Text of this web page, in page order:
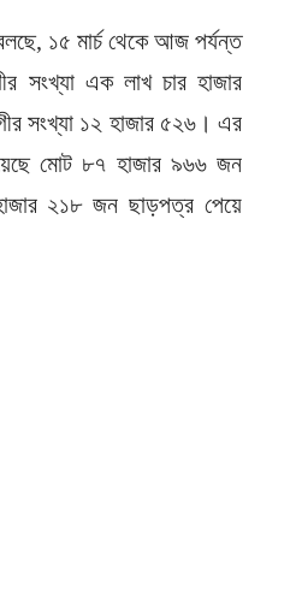
১৫ মার্চ থেকে আজ পর্যন্ত
সংখ্যা এক লাখ চার হাজার
সংখ্যা ১২ হাজার ৫২৬। এর
মোট ৮৭ হাজার ৯৬৬ জন
২১৮ জন ছাড়পত্র পেয়ে